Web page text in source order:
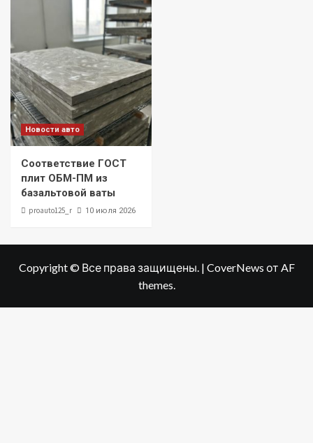
Новости авто
Соответствие ГОСТ
плит ОБМ-ПМ из
базальтовой ваты
proauto125_r 10 июля 2026
Copyright © Все права защищены. | CoverNews от AF
themes.